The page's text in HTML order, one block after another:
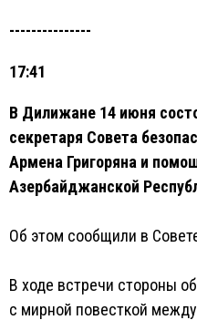
---------------
17:41
В Дилижане 14 июня
секретаря Совета
Армена Григоряна и
Азербайджанской
Об этом сообщили в
В ходе встречи стороны
с мирной повесткой